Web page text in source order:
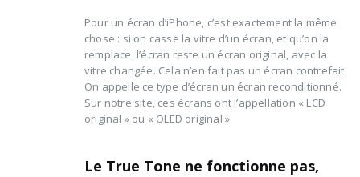
Pour un écran d’iPhone, c’est exactement la même
chose : si on casse la vitre d’un écran, et qu’on la
remplace, l’écran reste un écran original, avec la
vitre changée. Cela n’en fait pas un écran contrefait.
On appelle ce type d’écran un écran reconditionné.
Sur notre site, ces écrans ont l’appellation « LCD
original » ou « OLED original ».
Le True Tone ne fonctionne pas,